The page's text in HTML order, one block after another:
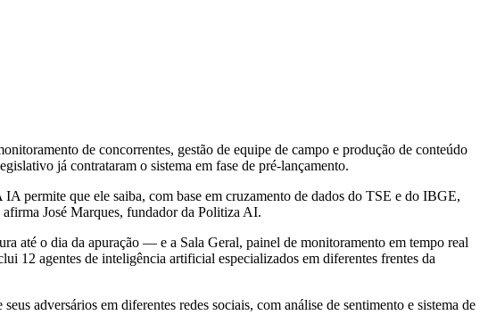
de concorrentes, gestão de equipe de campo e produção de conteúdo
já contrataram o sistema em fase de pré-lançamento.
permite que ele saiba, com base em cruzamento de dados do TSE e do IBGE,
afirma José Marques, fundador da Politiza AI.
até o dia da apuração — e a Sala Geral, painel de monitoramento em tempo real
12 agentes de inteligência artificial especializados em diferentes frentes da
adversários em diferentes redes sociais, com análise de sentimento e sistema de